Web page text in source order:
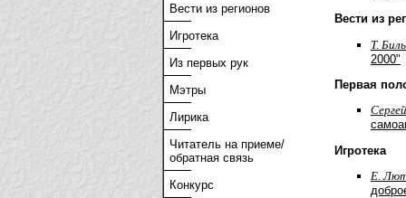
Вести из регионов
Игротека
Из первых рук
Мэтры
Лирика
Читатель на приеме/
обратная связь
Конкурс
Вести из
Т.
2000"
Первая
Игротека
Е.